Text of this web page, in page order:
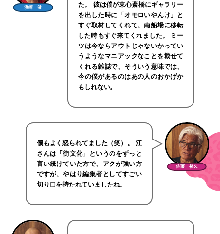
浜崎 健
た。 彼は僕が東心斎橋にギャラリー
を出した時に「オモロいやんけ」と
すぐ取材してくれて、南船場に移転
した時もすぐ来てくれました。 ミー
ツは今ならアウトじゃないかってい
うようなマニアックなことを載せて
くれる雑誌で、そういう意味では、
今の僕があるのはあの人のおかげか
もしれない。
佐藤 裕久
僕もよく怒られてました（笑）。 江
さんは「街文化」というのをずっと
言い続けていた方で、アクが強い方
ですが、やはり編集者としてすごい
切り口を持たれていましたね。